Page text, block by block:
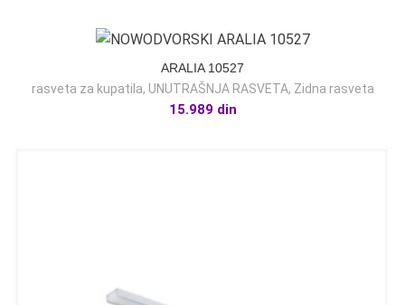
ARALIA 10527
rasveta za kupatila, UNUTRAŠNJA RASVETA, Zidna rasveta
15.989 din